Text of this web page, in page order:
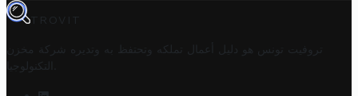
TROVIT
تروفيت تونس هو دليل أعمال تملكه وتحتفظ به وتديره
شركة مخزن
التكنولوجيا